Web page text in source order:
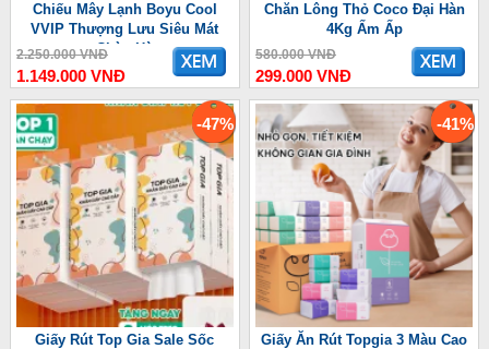
Chiếu Mây Lạnh Boyu Cool
VVIP Thượng Lưu Siêu Mát
Chào Hè
2.250.000 VNĐ
1.149.000 VNĐ
Chăn Lông Thỏ Coco Đại Hàn
4Kg Ấm Ấp
580.000 VNĐ
299.000 VNĐ
-47%
Giấy Rút Top Gia Sale Sốc
-41%
Giấy Ăn Rút Topgia 3 Màu Cao